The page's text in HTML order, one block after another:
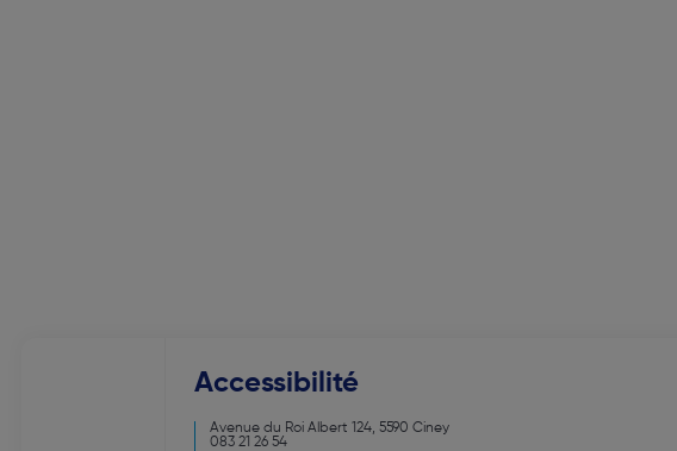
Accessibilité
Avenue du Roi Albert 124, 5590 Ciney
083 21 26 54